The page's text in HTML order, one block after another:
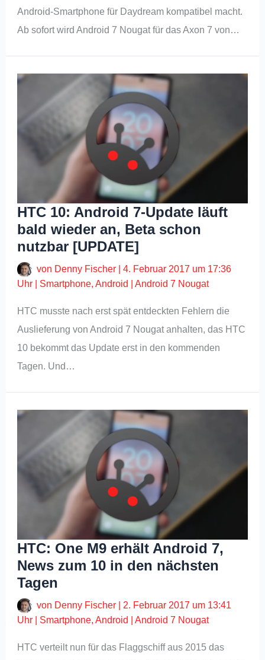
Android-Smartphone für Daydream kompatibel macht.
Ab sofort wird Android 7 Nougat für das Axon 7 von…
HTC 10: Android 7-Update läuft
bald wieder an, Beta schon
nutzbar [UPDATE]
von Denny Fischer |4. Februar 2017 um 17:36
Uhr
Smartphone,Android |Android 7 Nougat
HTC musste nach erst spät entdeckten Fehlern die
Auslieferung von Android 7 Nougat anhalten, das HTC
10 bekommt das Update erst in den kommenden
Tagen. Und…
HTC: One M9 erhält Android 7,
News zum 10 in den nächsten
Tagen
von Denny Fischer
2. Februar 2017 um 13:41
Uhr
Smartphone,Android |Android 7 Nougat
HTC verteilt nun für das Flaggschiff aus 2015 das